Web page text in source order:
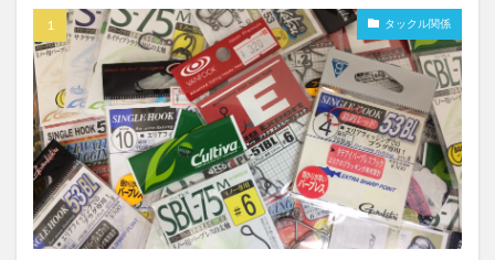
タックル関係